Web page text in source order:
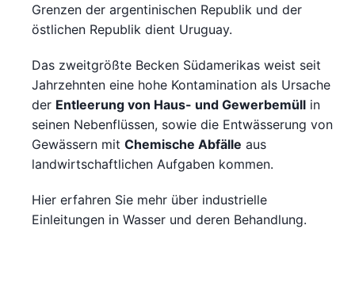
Grenzen der argentinischen Republik und der
östlichen Republik dient Uruguay.
Das zweitgrößte Becken Südamerikas weist seit
Jahrzehnten eine hohe Kontamination als Ursache
der Entleerung von Haus- und Gewerbemüll in
seinen Nebenflüssen, sowie die Entwässerung von
Gewässern mit Chemische Abfälle aus
landwirtschaftlichen Aufgaben kommen.
Hier erfahren Sie mehr über industrielle
Einleitungen in Wasser und deren Behandlung.